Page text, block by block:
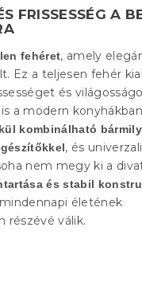
FRISSESSÉG A
fehéret, amely
Ez a teljesen fehér
és
a modern
kombinálható
, és
nem megy ki a
és stabil
életének
részévé válik.